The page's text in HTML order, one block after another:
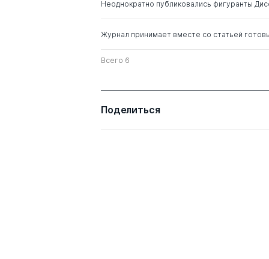
Стерликов Федор
Федорович
д. э.н.
Осипов Владимир
Неоднократно публиковались фигуранты
Журнал принимает вместе со статьей
Всего 6
Поделиться